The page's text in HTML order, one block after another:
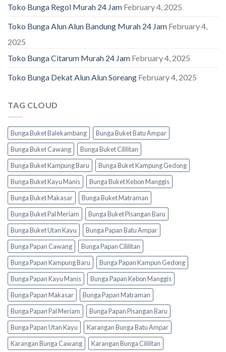
Toko Bunga Regol Murah 24 Jam February 4, 2025
Toko Bunga Alun Alun Bandung Murah 24 Jam February 4,
2025
Toko Bunga Citarum Murah 24 Jam February 4, 2025
Toko Bunga Dekat Alun Alun Soreang February 4, 2025
TAG CLOUD
Bunga Buket Balekambang
Bunga Buket Batu Ampar
Bunga Buket Cawang
Bunga Buket Cililitan
Bunga Buket Kampung Baru
Bunga Buket Kampung Gedong
Bunga Buket Kayu Manis
Bunga Buket Kebon Manggis
Bunga Buket Makasar
Bunga Buket Matraman
Bunga Buket Pal Meriam
Bunga Buket Pisangan Baru
Bunga Buket Utan Kayu
Bunga Papan Batu Ampar
Bunga Papan Cawang
Bunga Papan Cililitan
Bunga Papan Kampung Baru
Bunga Papan Kampun Gedong
Bunga Papan Kayu Manis
Bunga Papan Kebon Manggis
Bunga Papan Makasar
Bunga Papan Matraman
Bunga Papan Pal Meriam
Bunga Papan Pisangan Baru
Bunga Papan Utan Kayu
Karangan Bunga Batu Ampar
Karangan Bunga Cawang
Karangan Bunga Cililitan